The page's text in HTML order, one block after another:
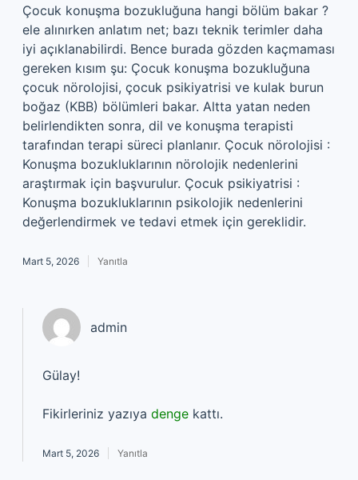
Çocuk konuşma bozukluğuna hangi bölüm bakar ?
ele alınırken anlatım net; bazı teknik terimler daha
iyi açıklanabilirdi. Bence burada gözden kaçmaması
gereken kısım şu: Çocuk konuşma bozukluğuna
çocuk nörolojisi, çocuk psikiyatrisi ve kulak burun
boğaz (KBB) bölümleri bakar. Altta yatan neden
belirlendikten sonra, dil ve konuşma terapisti
tarafından terapi süreci planlanır. Çocuk nörolojisi :
Konuşma bozukluklarının nörolojik nedenlerini
araştırmak için başvurulur. Çocuk psikiyatrisi :
Konuşma bozukluklarının psikolojik nedenlerini
değerlendirmek ve tedavi etmek için gereklidir.
Mart 5, 2026 Yanıtla
admin
Gülay!
Fikirleriniz yazıya denge kattı.
Mart 5, 2026 Yanıtla